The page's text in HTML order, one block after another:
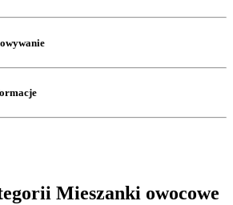
Mieszanki owocowe